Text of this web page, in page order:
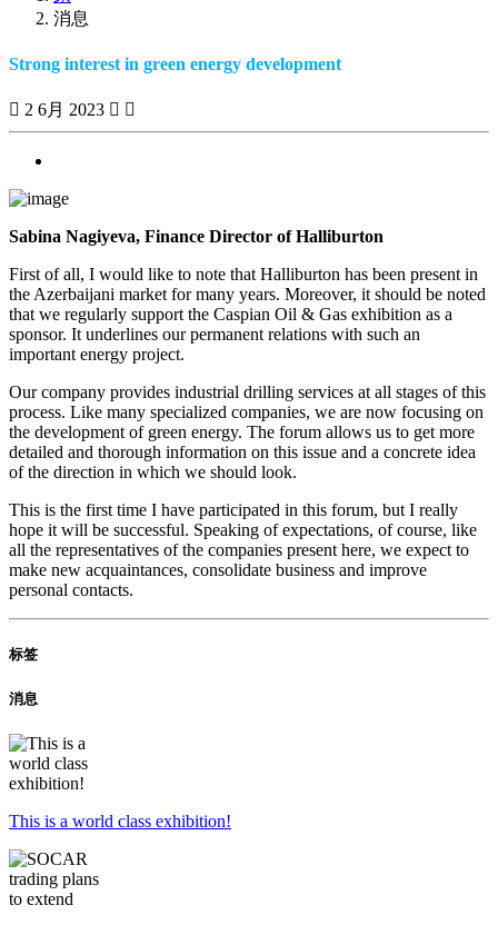
消息
Strong interest in green energy development
2 6月 2023
Sabina Nagiyeva, Finance Director of Halliburton
First of all, I would like to note that Halliburton has been present in
the Azerbaijani market for many years. Moreover, it should be noted
that we regularly support the Caspian Oil & Gas exhibition as a
sponsor. It underlines our permanent relations with such an
important energy project.
Our company provides industrial drilling services at all stages of this
process. Like many specialized companies, we are now focusing on
the development of green energy. The forum allows us to get more
detailed and thorough information on this issue and a concrete idea
of the direction in which we should look.
This is the first time I have participated in this forum, but I really
hope it will be successful. Speaking of expectations, of course, like
all the representatives of the companies present here, we expect to
make new acquaintances, consolidate business and improve
personal contacts.
标签
消息
This is a world class exhibition!